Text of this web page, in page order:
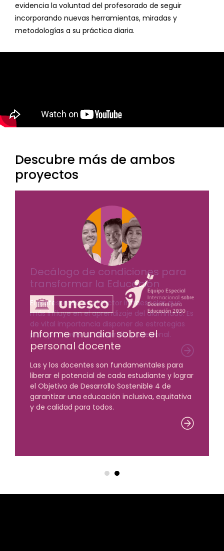
evidencia la voluntad del profesorado de seguir
incorporando nuevas herramientas, miradas y
metodologías a su práctica diaria.
Descubre más de ambos
proyectos
Informe mundial sobre el
personal docente
Las y los docentes son fundamentales para
liberar el potencial de cada estudiante y lograr
el Objetivo de Desarrollo Sostenible 4 de
garantizar una educación inclusiva, equitativa
y de calidad para todos.
Decálogo de condiciones para
transformar la Educación
El profesorado es el factor intraescolar que
más influye en el aprendizaje del alumnado. Es
de vital importancia disponer de estrategias
para promover su desarrollo profesional.